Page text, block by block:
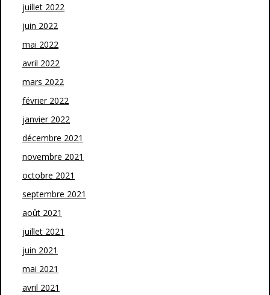
juillet 2022
juin 2022
mai 2022
avril 2022
mars 2022
février 2022
janvier 2022
décembre 2021
novembre 2021
octobre 2021
septembre 2021
août 2021
juillet 2021
juin 2021
mai 2021
avril 2021